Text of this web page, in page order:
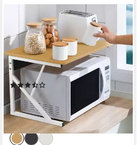
JEOBEST
Küchenregal (2-stufig) Holz
Mikrowellen Ständer,
Gewürzregal Multifunktion
Küche Mikrowellenständer
24,06 €
-50%
lieferbar - in 3-4 Werktagen bei dir